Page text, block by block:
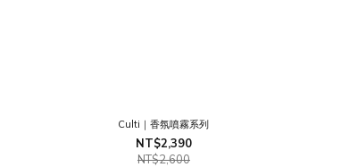
Culti｜香氛噴霧系列
NT$2,390
NT$2,600